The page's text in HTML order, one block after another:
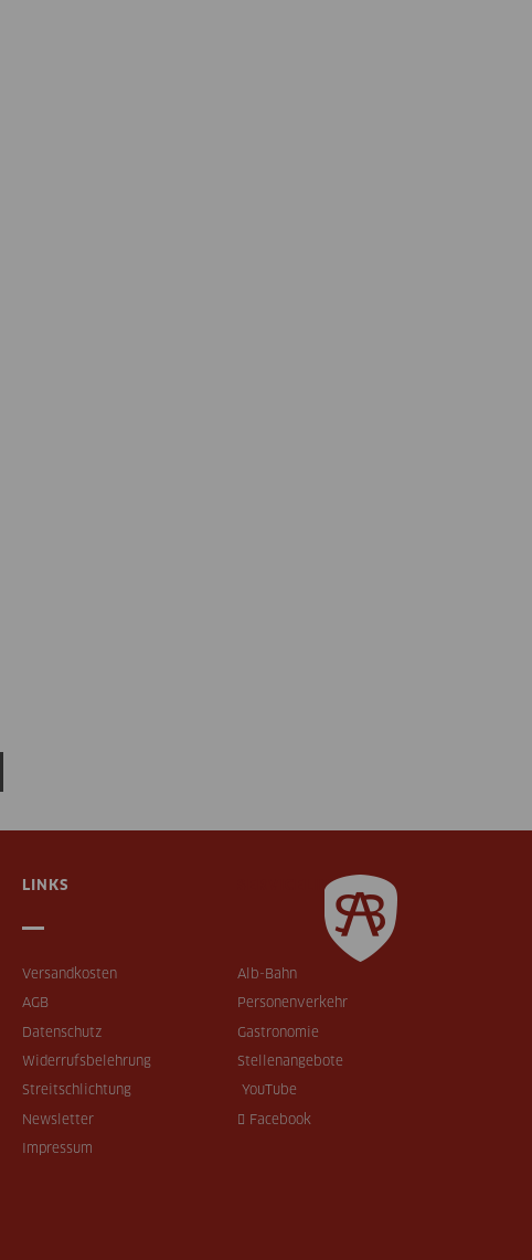
LINKS
Versandkosten
AGB
Datenschutz
Widerrufsbelehrung
Streitschlichtung
Newsletter
Impressum
SERVICELINKS
Alb-Bahn
Personenverkehr
Gastronomie
Stellenangebote
YouTube
Facebook